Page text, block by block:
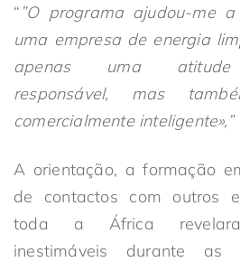
“ ”O programa ajudou-me
uma empresa de energia
apenas uma atitude
responsável, mas
comercialmente inteligente»,”
A orientação, a formação
de contactos com outros
toda a África
inestimáveis durante